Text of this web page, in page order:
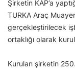
Şirketin KAP’a
TURKA Araç
gerçekleştirilecek
ortaklığı olarak
Kurulan şirketin